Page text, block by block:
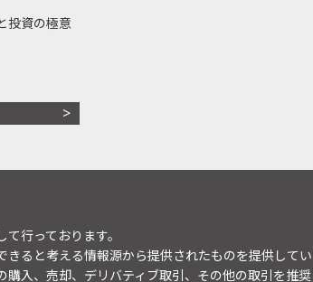
投資の極意
行っております。
きると考える情報源から提供されたものを提供して
入、売却、デリバティブ取引、その他の取引を推